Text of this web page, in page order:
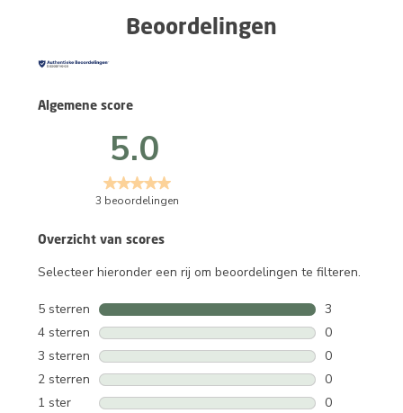
Beoordelingen
Overzicht van scores
Selecteer hieronder een rij om beoordelingen te filteren.
5 sterren sterren
3
3
4 sterren sterren
0
0
3 sterren sterren
0
0
2 sterren sterren
0
0
1 ster sterren
0
Algemene score
5.0
3 beoordelingen